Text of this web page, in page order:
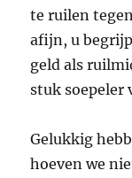
te ruilen
afijn, u
geld als
stuk soepeler
Gelukkig
hoeven we